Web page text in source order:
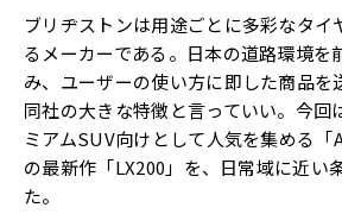
ブリヂストンは用途ごとに多彩なタイ
るメーカーである。日本の道路環境を
み、ユーザーの使い方に即した商品を
同社の大きな特徴と言っていい。今回
ミアムSUV向けとして人気を集める「
の最新作「LX200」を、日常域に近い
た。